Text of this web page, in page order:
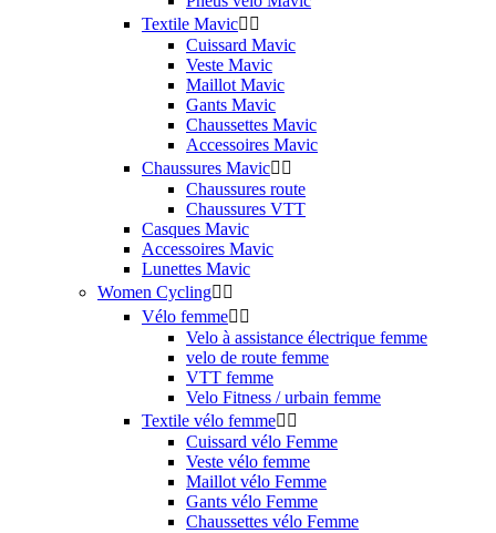
Textile Mavic 
Cuissard Mavic
Veste Mavic
Maillot Mavic
Gants Mavic
Chaussettes Mavic
Accessoires Mavic
Chaussures Mavic 
Chaussures route
Chaussures VTT
Casques Mavic
Accessoires Mavic
Lunettes Mavic
Women Cycling 
Vélo femme 
Velo à assistance électrique femme
velo de route femme
VTT femme
Velo Fitness / urbain femme
Textile vélo femme 
Cuissard vélo Femme
Veste vélo femme
Maillot vélo Femme
Gants vélo Femme
Chaussettes vélo Femme